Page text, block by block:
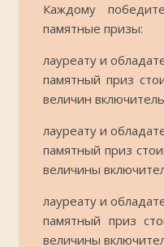
Каждому
памятные призы:
лауреату и
памятный приз
величин
лауреату и
памятный приз
величины
лауреату и
памятный приз
величины